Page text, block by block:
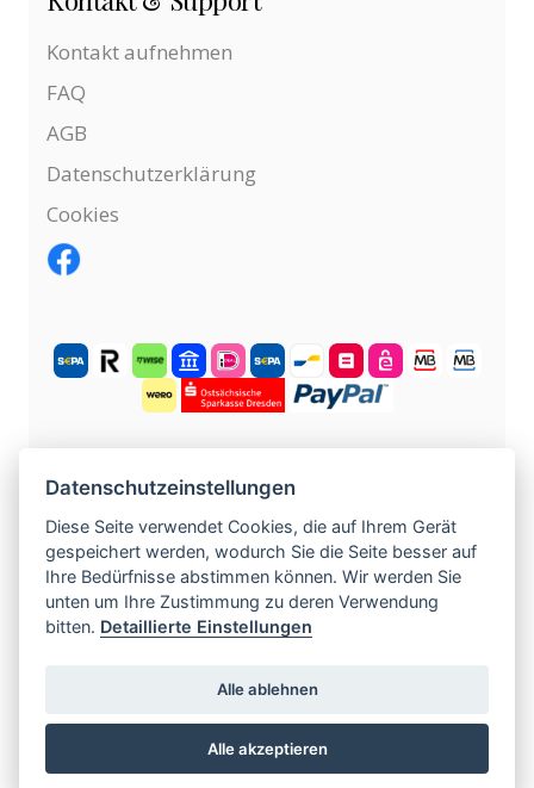
Kontakt aufnehmen
FAQ
AGB
Datenschutzerklärung
Cookies
©2004 -2026tschechische-traumfrauen.de.
Alle Rechte vorbehalten.
KOSTENLOS ANMELDEN
www.europska-zoznamka.sk
seznamka.cz|www.loveineurope.eu|
www.stavdum.cz
Datenschutzeinstellungen
Diese Seite verwendet Cookies, die auf Ihrem Gerät
gespeichert werden, wodurch Sie die Seite besser auf
Ihre Bedürfnisse abstimmen können. Wir werden Sie
unten um Ihre Zustimmung zu deren Verwendung
bitten. Detaillierte Einstellungen
Alle ablehnen
Alle akzeptieren